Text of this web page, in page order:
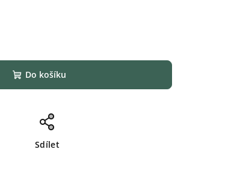
Do košíku
Sdílet